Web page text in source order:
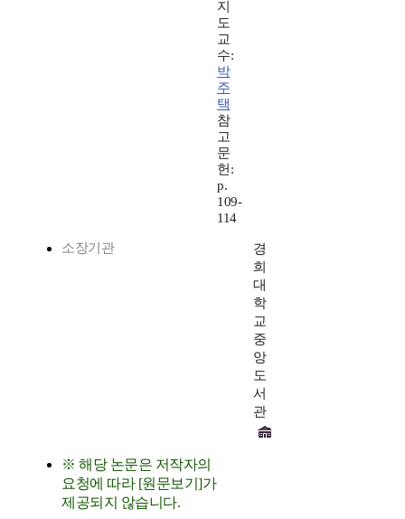
지
도
교
수:
박
주
택
참
고
문
헌:
p.
109-
114
소장기관
경
희
대
학
교
중
앙
도
서
관
※ 해당 논문은 저작자의
요청에 따라 [원문보기]가
제공되지 않습니다.